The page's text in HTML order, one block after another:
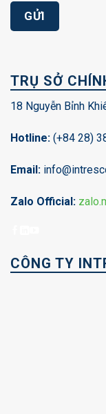
TRỤ SỞ
18 Nguyễn Bỉnh
Hotline: (+84 28)
Email:
Zalo Official:
CÔNG TY